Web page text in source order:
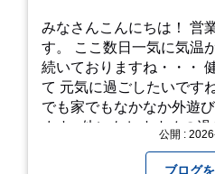
みなさんこんにちは！ 営
す。 ここ数日一気に気温が上がり 蒸し暑い日が
続いておりますね・・・ 健康第一で水分補給をし
て 元気に過ごしたいですね！！ 子ども
でも家でもなかなか外遊
ます♪ 他にもおすすめの過ごし方があったら ぜひ
公開 :
ブログ